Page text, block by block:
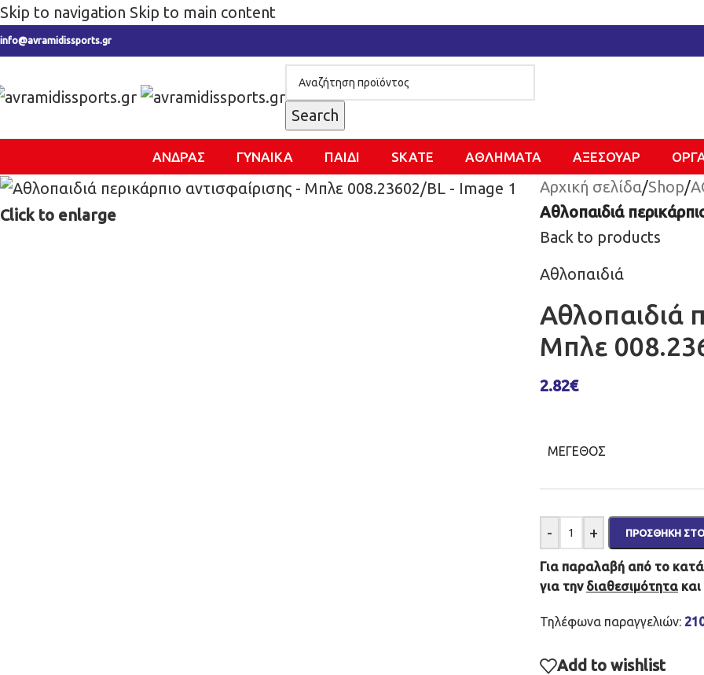
Skip to navigation Skip to main content
info@avramidissports.gr
Search
ΑΝΔΡΑΣ ΓΥΝΑΙΚΑ ΠΑΙΔΙ SKATE ΑΘΛΗΜΑΤΑ ΑΞΕΣΟΥΑΡ
Click to enlarge
Αρχική σελίδα/Shop/
Αθλοπαιδιά
Back to products
Αθλοπαιδιά
Αθλοπαιδιά
Μπλε
2.82€
ΜΈΓΕΘΟΣ
- + ΠΡΟΣΘΉΚΗ
Για παραλαβή από το
για την διαθεσιμότητα
Τηλέφωνα παραγγελιών:
Add to wishlist